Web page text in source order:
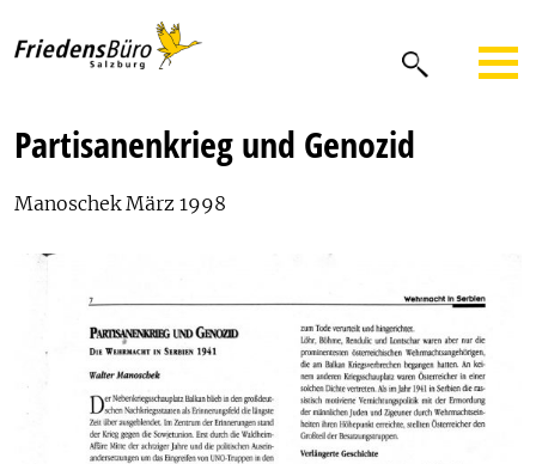
Partisanenkrieg und Genozid
Manoschek März 1998